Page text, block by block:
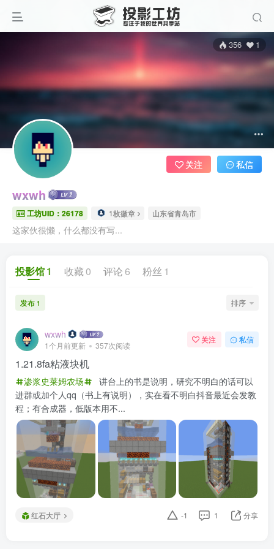
356 1
wxwh
工坊UID：26178 1枚徽章 山东省青岛市
这家伙很懒，什么都没有写...
关注 私信
投影馆1 收藏 0 评论 6 粉丝 1
发布 1 排序
wxwh
1个月前更新 357次阅读
关注 私信
1.21.8fa粘液块机
渗浆史莱姆农场
讲台上的书是说明，研究不明白的话可以
进群或加个人qq（书上有说明），实在看不明白抖音最近会发教
程；有合成器，低版本用不...
红石大厅 -1 1 分享